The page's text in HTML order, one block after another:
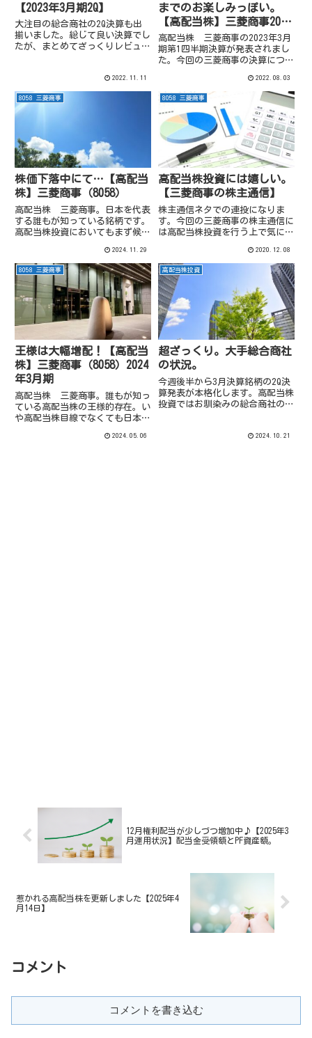
【2023年3月期2Q】
大注目の総合商社の2Q決算も出
揃いました。総じて良い決算でし
たが、まとめてざっくりレビュー
2022.11.11
までのお楽しみっぽい。
【高配当株】三菱商事2023
年3月期第1四半期決算
高配当株 三菱商事の2023年3月
期第1四半期決算が発表されまし
た。今回の三菱商事の決算につい
ので取り上げてみました。
2022.08.03
8058 三菱商事
株価下落中にて…【高配当
株】三菱商事（8058）
高配当株 三菱商事。日本を代表
する誰もが知っている銘柄です。
高配当株投資においてもまず候補
ですが、最近株価がかなり軟調に
なっています。その背景を、
2025年3月期2QIR資料から探って
みました。
2024.11.29
8058 三菱商事
高配当株投資には嬉しい。
【三菱商事の株主通信】
株主通信ネタでの連投になりま
す。今回の三菱商事の株主通信に
は高配当株投資を行う上で気にな
な記載が。（出典：三菱商事 株
主通信より）高配当株投資には嬉
しい累進配当制有名な話ですが、
三菱商事は累進配当制を現在採用
し...
2020.12.08
8058 三菱商事
王様は大幅増配！【高配当
株】三菱商事（8058）2024
年3月期
高配当株 三菱商事。誰もが知っ
ている高配当株の王様的存在。い
や高配当株目線でなくても日本の
といえますが、久々にブログに取
2024.05.06
高配当株投資
超ざっくり。大手総合商社
の状況。
今週後半から3月決算銘柄の2Q決
算発表が本格化します。高配当株
投資ではお馴染みの総合商社の
2024.10.21
12月権利配当が少しづつ増加中♪【2025年3
月運用状況】配当金受領額とPF資産額。
惹かれる高配当株を更新しました【2025年4
月14日】
コメント
コメントを書き込む